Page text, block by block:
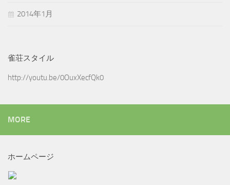
2014年1月
雀荘スタイル
http://youtu.be/0OuxXecfQk0
MORE
ホームページ